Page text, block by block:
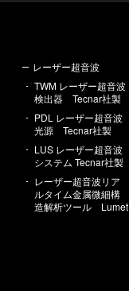
レーザー超音波
TWM レーザー超音波
検出器 Tecnar社製
PDL レーザー超音波
光源 Tecnar社製
LUS レーザー超音波
システム Tecnar社製
レーザー超音波リア
ルタイム金属微細構
造解析ツール Lumet